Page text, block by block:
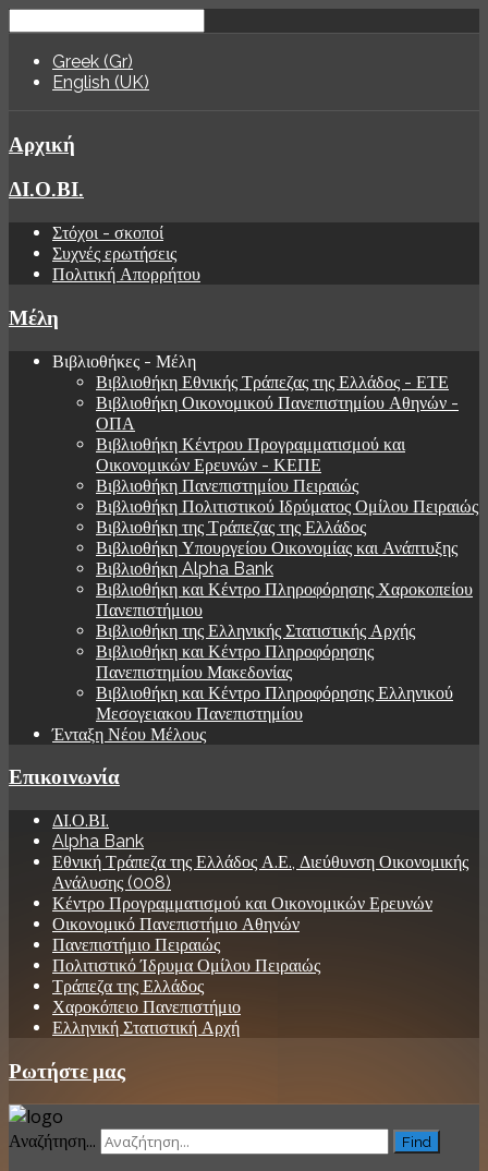
Greek (Gr)
English (UK)
Αρχική
ΔΙ.Ο.ΒΙ.
Στόχοι - σκοποί
Συχνές ερωτήσεις
Πολιτική Απορρήτου
Μέλη
Βιβλιοθήκες - Μέλη
Βιβλιοθήκη Εθνικής Τράπεζας της Ελλάδος - ΕΤΕ
Βιβλιοθήκη Οικονομικού Πανεπιστημίου Αθηνών -
ΟΠΑ
Βιβλιοθήκη Κέντρου Προγραμματισμού και
Οικονομικών Ερευνών - ΚΕΠΕ
Βιβλιοθήκη Πανεπιστημίου Πειραιώς
Βιβλιοθήκη Πολιτιστικού Ιδρύματος Ομίλου Πειραιώς
Βιβλιοθήκη της Τράπεζας της Ελλάδος
Βιβλιοθήκη Υπουργείου Οικονομίας και Ανάπτυξης
Βιβλιοθήκη Alpha Bank
Βιβλιοθήκη και Κέντρο Πληροφόρησης Χαροκοπείου
Πανεπιστήμιου
Βιβλιοθήκη της Ελληνικής Στατιστικής Αρχής
Βιβλιοθήκη και Κέντρο Πληροφόρησης
Πανεπιστημίου Μακεδονίας
Βιβλιοθήκη και Κέντρο Πληροφόρησης Ελληνικού
Μεσογειακου Πανεπιστημίου
Ένταξη Νέου Μέλους
Επικοινωνία
ΔΙ.Ο.ΒΙ.
Alpha Bank
Εθνική Τράπεζα της Ελλάδος Α.Ε., Διεύθυνση Οικονομικής
Ανάλυσης (008)
Κέντρο Προγραμματισμού και Οικονομικών Ερευνών
Οικονομικό Πανεπιστήμιο Αθηνών
Πανεπιστήμιο Πειραιώς
Πολιτιστικό Ίδρυμα Ομίλου Πειραιώς
Τράπεζα της Ελλάδος
Χαροκόπειο Πανεπιστήμιο
Ελληνική Στατιστική Αρχή
Ρωτήστε μας
Αναζήτηση... Find